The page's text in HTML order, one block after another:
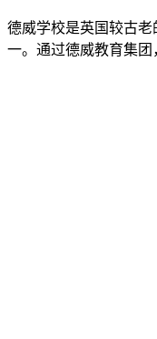
德威学校是英国较古
一。通过德威教育集